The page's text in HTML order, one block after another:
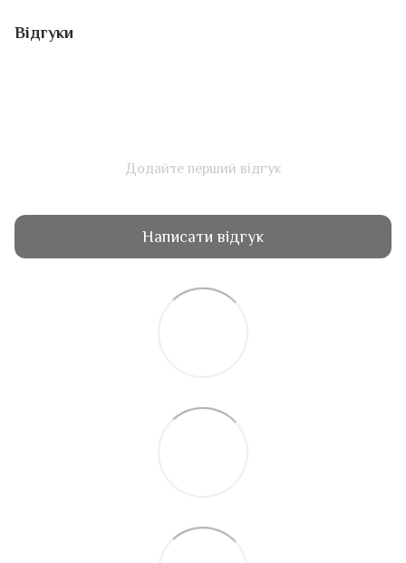
Відгуки
Додайте перший відгук
Написати відгук